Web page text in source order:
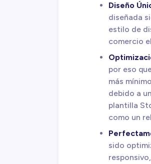
Diseño
diseñada
estilo de
comercio
por eso
más
debido a
plantilla
como un
sido